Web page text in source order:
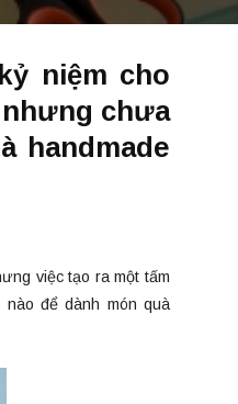
niệm cho
chưa
handmade
việc tạo ra một tấm
để dành món quà